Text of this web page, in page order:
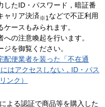
したID・パスワード，暗証番
ャリア決済※1 などで不正利用
ースもみられます。
の注意喚起を行います。
を御覧ください。
配便業者を装った「不在通
はアクセスしない，ID・パス
ンク）
よる認証で商品等を購入した